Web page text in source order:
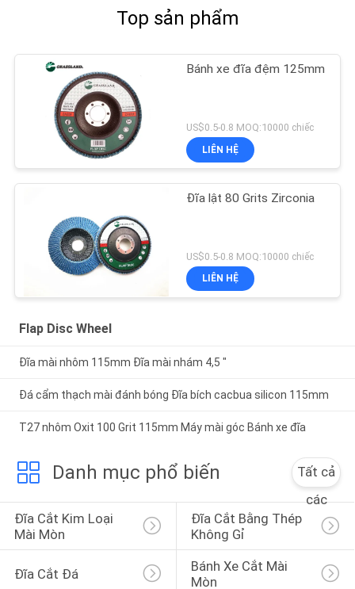
Top sản phẩm
Bánh xe đĩa đệm 125mm
US$0.5-0.8 MOQ:10000 chiếc
LIÊN HỆ
Đĩa lật 80 Grits Zirconia
US$0.5-0.8 MOQ:10000 chiếc
LIÊN HỆ
Flap Disc Wheel
Đĩa mài nhôm 115mm Đĩa mài nhám 4,5 "
Đá cẩm thạch mài đánh bóng Đĩa bích cacbua silicon 115mm
T27 nhôm Oxit 100 Grit 115mm Máy mài góc Bánh xe đĩa
Danh mục phổ biến
Tất cả
các
Đĩa Cắt Kim Loại
Mài Mòn
Đĩa Cắt Bằng Thép
Không Gỉ
Đĩa Cắt Đá
Bánh Xe Cắt Mài
Mòn